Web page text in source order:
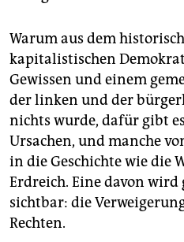
Warum aus dem
kapitalistischen
Gewissen und einem
der linken und der
nichts wurde, dafür gibt
Ursachen, und manche
in die Geschichte wie die
Erdreich. Eine davon
sichtbar: die
Rechten.